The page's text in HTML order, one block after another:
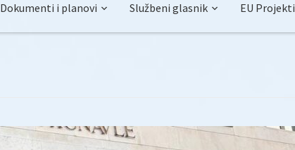
Dokumenti i planovi Službeni glasnik EU Projekti